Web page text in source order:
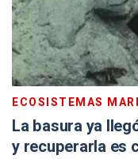
ECOSISTEMAS
La basura ya
y recuperarla es